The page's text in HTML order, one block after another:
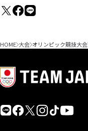
HOME 大会 オリンピック競技大会